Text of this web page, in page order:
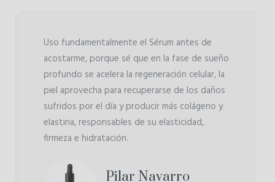
Uso fundamentalmente el Sérum antes de
acostarme, porque sé que en la fase de sueño
profundo se acelera la regeneración celular, la
piel aprovecha para recuperarse de los daños
sufridos por el día y producir más colágeno y
elastina, responsables de su elasticidad,
firmeza e hidratación.
Pilar Navarro